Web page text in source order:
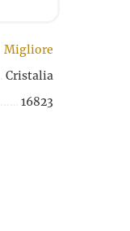
Migliore
Cristalia
16823